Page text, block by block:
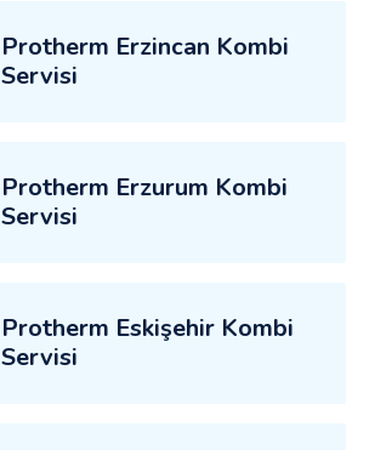
Protherm Erzincan Kombi
Servisi
Protherm Erzurum Kombi
Servisi
Protherm Eskişehir Kombi
Servisi